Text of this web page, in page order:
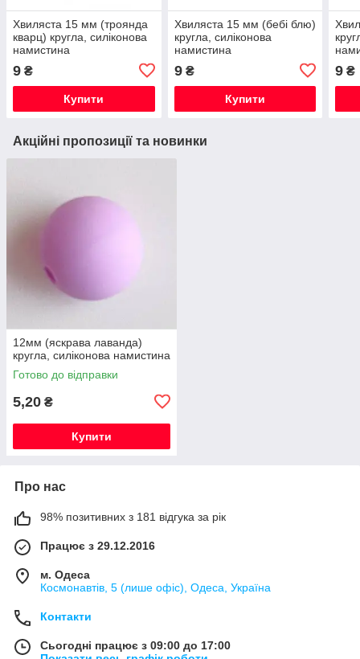
Хвиляста 15 мм (троянда
кварц) кругла, силіконова
намистина
9 ₴
Купити
Хвиляста 15 мм (бебі блю)
кругла, силіконова
намистина
9₴
Купити
9 ₴
Акційні пропозиції та новинки
12мм (яскрава лаванда)
кругла, силіконова намистина
Готово до відправки
5,20 ₴
Купити
Про нас
98% позитивних з 181 відгука за рік
Працює з 29.12.2016
м. Одеса
Космонавтів, 5 (лише офіс), Одеса, Україна
Контакти
Сьогодні працює з 09:00 до 17:00